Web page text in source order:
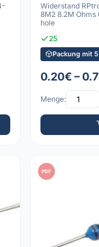
Widerstand
8M2 8.2M
hole
25
Packung mit
0.20€ –
Menge:
PDF